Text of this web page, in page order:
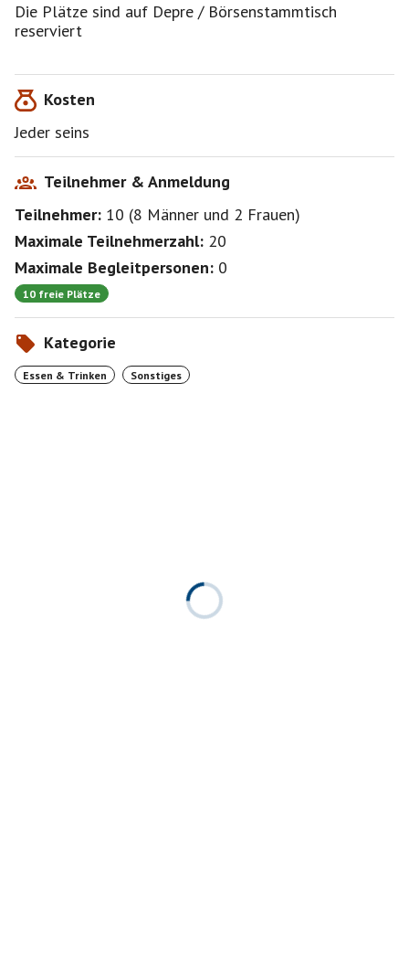
Die Plätze sind auf Depre / Börsenstammtisch
reserviert
Kosten
Jeder seins
Teilnehmer & Anmeldung
Teilnehmer: 10 (8 Männer und 2 Frauen)
Maximale Teilnehmerzahl: 20
Maximale Begleitpersonen: 0
10 freie Plätze
Kategorie
Essen & Trinken Sonstiges